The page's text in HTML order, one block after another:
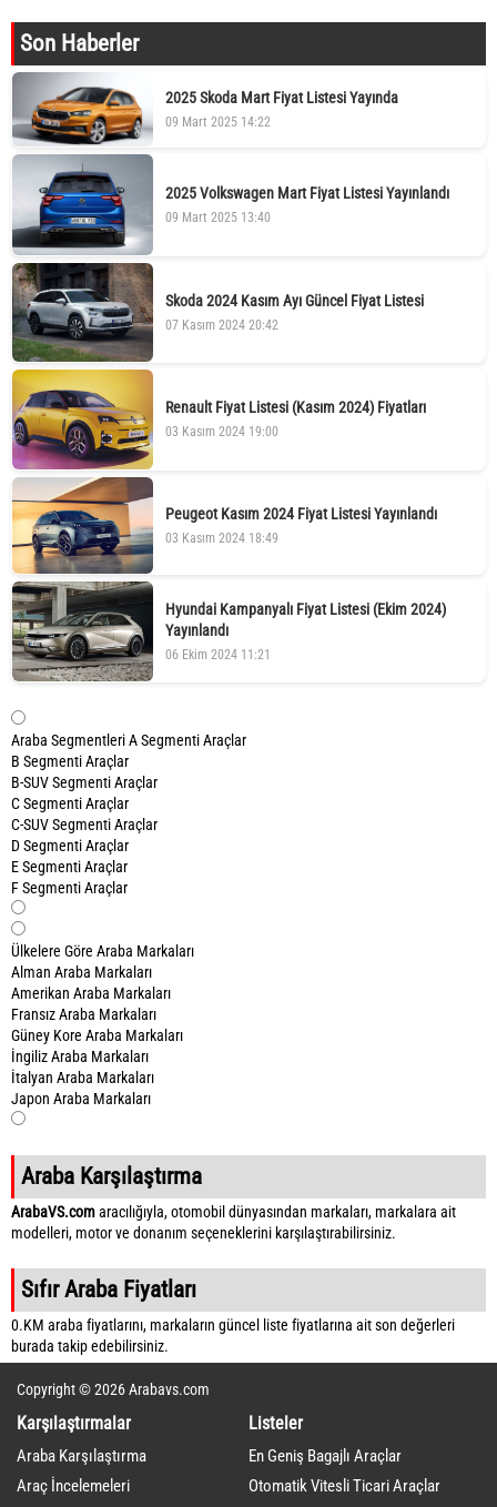
Son Haberler
2025 Skoda Mart Fiyat Listesi Yayında
09 Mart 2025 14:22
2025 Volkswagen Mart Fiyat Listesi Yayınlandı
09 Mart 2025 13:40
Skoda 2024 Kasım Ayı Güncel Fiyat Listesi
07 Kasım 2024 20:42
Renault Fiyat Listesi (Kasım 2024) Fiyatları
03 Kasım 2024 19:00
Peugeot Kasım 2024 Fiyat Listesi Yayınlandı
03 Kasım 2024 18:49
Hyundai Kampanyalı Fiyat Listesi (Ekim 2024)
Yayınlandı
06 Ekim 2024 11:21
Araba SegmentleriA Segmenti Araçlar
B Segmenti Araçlar
B-SUV Segmenti Araçlar
C Segmenti Araçlar
C-SUV Segmenti Araçlar
D Segmenti Araçlar
E Segmenti Araçlar
F Segmenti Araçlar
Ülkelere Göre Araba Markaları
Alman Araba Markaları
Amerikan Araba Markaları
Fransız Araba Markaları
Güney Kore Araba Markaları
İngiliz Araba Markaları
İtalyan Araba Markaları
Japon Araba Markaları
Araba Karşılaştırma
ArabaVS.comaracılığıyla, otomobil dünyasından markaları, markalara ait
modelleri, motor ve donanım seçeneklerini karşılaştırabilirsiniz.
Sıfır Araba Fiyatları
0.KM araba fiyatlarını, markaların güncel liste fiyatlarına ait son değerleri
burada takip edebilirsiniz.
Copyright © 2026 Arabavs.com
Karşılaştırmalar
Araba Karşılaştırma
Araç İncelemeleri
Listeler
En Geniş Bagajlı Araçlar
Otomatik Vitesli Ticari Araçlar